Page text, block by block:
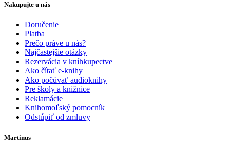
Nakupujte u nás
Doručenie
Platba
Prečo práve u nás?
Najčastejšie otázky
Rezervácia v kníhkupectve
Ako čítať e-knihy
Ako počúvať audioknihy
Pre školy a knižnice
Reklamácie
Knihomoľský pomocník
Odstúpiť od zmluvy
Martinus